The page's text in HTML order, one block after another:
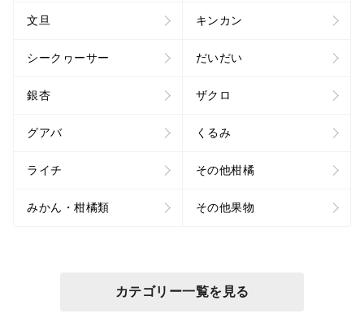
文旦 キンカン
シークヮーサー だいだい
銀杏 ザクロ
グアバ くるみ
ライチ その他柑橘
みかん・柑橘類 その他果物
カテゴリー一覧を見る